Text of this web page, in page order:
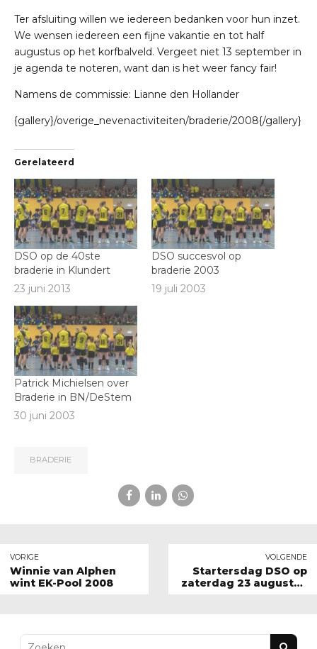
Ter afsluiting willen we iedereen bedanken voor hun inzet.
We wensen iedereen een fijne vakantie en tot half
augustus op het korfbalveld. Vergeet niet 13 september in
je agenda te noteren, want dan is het weer fancy fair!
Namens de commissie: Lianne den Hollander
{gallery}/overige_nevenactiviteiten/braderie/2008{/gallery}
Gerelateerd
DSO op de 40ste
braderie in Klundert
23 juni 2013
DSO succesvol op
braderie 2003
19 juli 2003
Patrick Michielsen over
Braderie in BN/DeStem
30 juni 2003
BRADERIE
VORIGE
Winnie van Alphen
wint EK-Pool 2008
VOLGENDE
Startersdag DSO op
zaterdag 23 augustus